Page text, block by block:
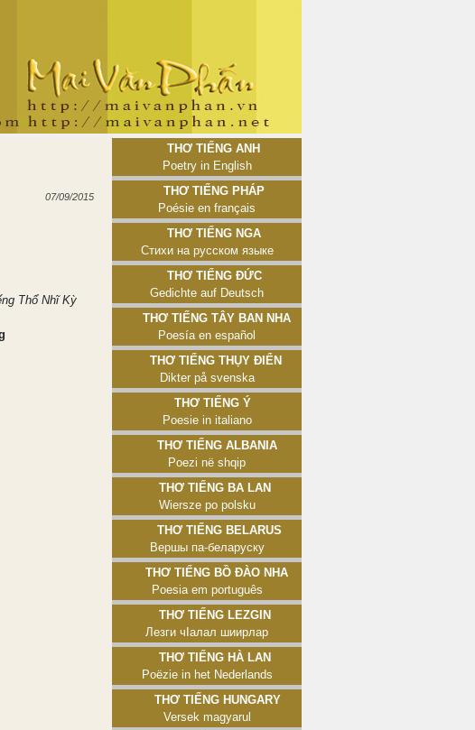
07/09/2015
Thổ Nhĩ Kỳ
Thơ tiếng Anh
Poetry in English
Thơ tiếng Pháp
Poésie en français
Thơ tiếng Nga
Стихи на русском языке
Thơ tiếng Đức
Gedichte auf Deutsch
Thơ tiếng Tây Ban Nha
Poesía en español
Thơ tiếng Thụy Điển
Dikter på svenska
Thơ tiếng Ý
Poesie in italiano
Thơ tiếng Albania
Poezi në shqip
Thơ tiếng Ba Lan
Wiersze po polsku
Thơ tiếng Belarus
Вершы па-беларуску
Thơ tiếng Bồ Đào Nha
Poesia em português
Thơ tiếng Lezgin
Лезги чӀалал шиирлар
Thơ tiếng Hà Lan
Poëzie in het Nederlands
Thơ tiếng Hungary
Versek magyarul